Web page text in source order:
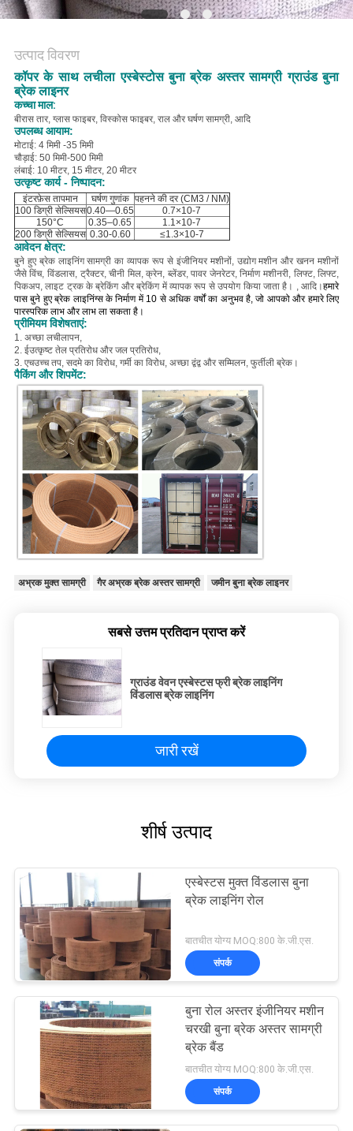
उत्पाद विवरण
कॉपर के साथ लचीला एस्बेस्टोस बुना ब्रेक अस्तर सामग्री ग्राउंड बुना
ब्रेक लाइनर
कच्चा माल:
बीरास तार, ग्लास फाइबर, विस्कोस फाइबर, राल और घर्षण सामग्री, आदि
उपलब्ध आयाम:
मोटाई: 4 मिमी -35 मिमी
चौड़ाई: 50 मिमी-500 मिमी
लंबाई: 10 मीटर, 15 मीटर, 20 मीटर
उत्कृष्ट कार्य - निष्पादन:
इंटरफ़ेस तापमान घर्षण गुणांक पहनने की दर (CM3 / NM)
100 डिग्री सेल्सियस0.40—0.65
0.7×10-7
150°C
0.35–0.65
1.1×10-7
200 डिग्री सेल्सियस 0.30-0.60 ≤1.3×10-7
आवेदन क्षेत्र:
बुने हुए ब्रेक लाइनिंग सामग्री का व्यापक रूप से इंजीनियर मशीनों, उद्योग मशीन और खनन मशीनों
जैसे विंच, विंडलास, ट्रैक्टर, चीनी मिल, क्रेन, ब्लेंडर, पावर जेनरेटर, निर्माण मशीनरी, लिफ्ट, लिफ्ट,
पिकअप, लाइट ट्रक के ब्रेकिंग और ब्रेकिंग में व्यापक रूप से उपयोग किया जाता है। , आदि।हमारे
पास बुने हुए ब्रेक लाइनिंग्स के निर्माण में 10 से अधिक वर्षों का अनुभव है, जो आपको और हमारे लिए
पारस्परिक लाभ और लाभ ला सकता है।
प्रीमियम विशेषताएं:
1. अच्छा लचीलापन,
2. ईउत्कृष्ट तेल प्रतिरोध और जल प्रतिरोध,
3. एचउच्च तप, सदमे का विरोध, गर्मी का विरोध, अच्छा द्वंद्व और सम्मिलन, फुर्तीली ब्रेक।
पैकिंग और शिपमेंट:
अभ्रक मुक्त सामग्री गैर अभ्रक ब्रेक अस्तर सामग्री जमीन बुना ब्रेक लाइनर
सबसे उत्तम प्रतिदान प्राप्त करें
ग्राउंड वेवन एस्बेस्टस फ्री ब्रेक लाइनिंग
विंडलास ब्रेक लाइनिंग
जारी रखें
शीर्ष उत्पाद
एस्बेस्टस मुक्त विंडलास बुना
ब्रेक लाइनिंग रोल
बातचीत योग्य MOQ:800 के.जी.एस.
संपर्क
बुना रोल अस्तर इंजीनियर मशीन
चरखी बुना ब्रेक अस्तर सामग्री
ब्रेक बैंड
बातचीत योग्य MOQ:800 के.जी.एस.
संपर्क